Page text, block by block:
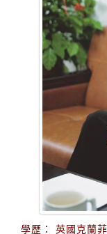
學歷： 英國克蘭